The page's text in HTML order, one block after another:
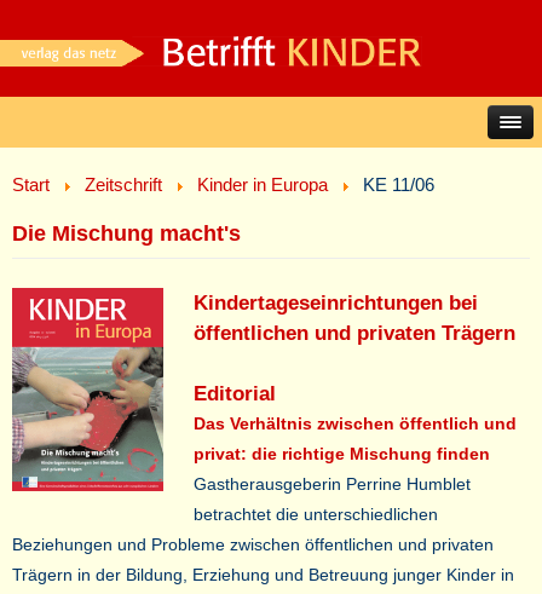
Start Zeitschrift Kinder in Europa KE 11/06
Die Mischung macht's
Kindertageseinrichtungen bei
öffentlichen und privaten Trägern
Editorial
Das Verhältnis zwischen öffentlich und
privat: die richtige Mischung finden
Gastherausgeberin Perrine Humblet
betrachtet die unterschiedlichen
Beziehungen und Probleme zwischen öffentlichen und privaten
Trägern in der Bildung, Erziehung und Betreuung junger Kinder in